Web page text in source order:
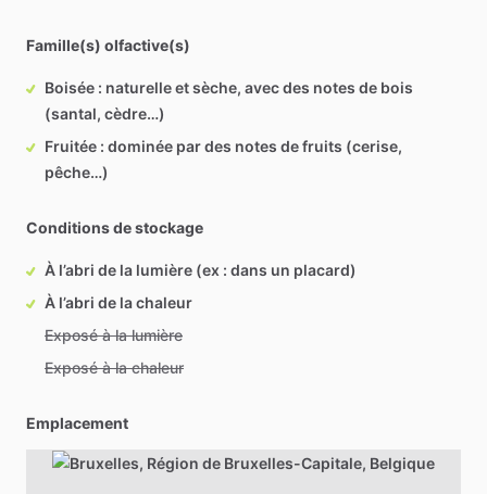
Famille(s) olfactive(s)
Boisée : naturelle et sèche, avec des notes de bois
(santal, cèdre…)
Fruitée : dominée par des notes de fruits (cerise,
pêche…)
Conditions de stockage
À l’abri de la lumière (ex : dans un placard)
À l’abri de la chaleur
Exposé à la lumière
Exposé à la chaleur
Emplacement